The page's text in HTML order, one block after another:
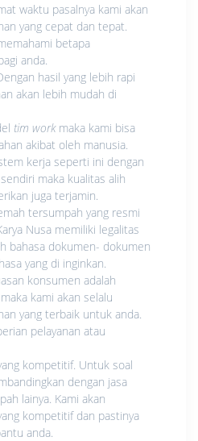
waktu pasalnya kami akan
yang cepat dan tepat.
betapa
anda.
hasil yang lebih rapi
akan lebih mudah di
tim work maka kami bisa
akibat oleh manusia.
kerja seperti ini dengan
maka kualitas alih
juga terjamin.
tersumpah yang resmi
Nusa memiliki legalitas
bahasa dokumen- dokumen
yang di inginkan.
konsumen adalah
kami akan selalu
yang terbaik untuk anda.
pelayanan atau
kompetitif. Untuk soal
dengan jasa
lainya. Kami akan
kompetitif dan pastinya
anda.